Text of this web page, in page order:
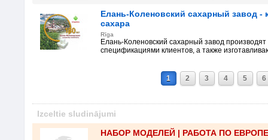
Елань-Коленовский сахарный завод -
сахара
Rīga
Елань-Коленовский сахарный завод
спецификациями клиентов, а также
1 2 3 4 5 6
Izceltie sludinājumi
НАБОР МОДЕЛЕЙ | РАБОТА ПО ЕВРОПЕ